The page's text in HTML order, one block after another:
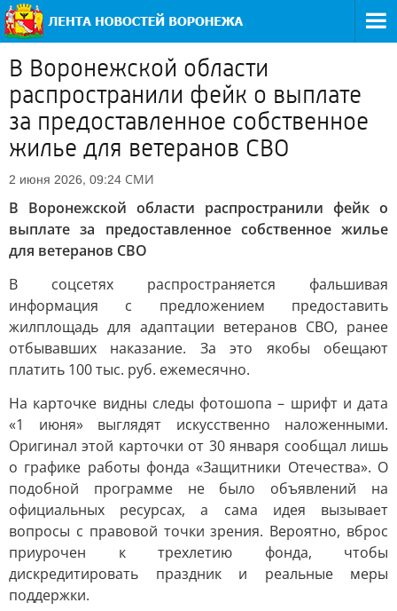
В Воронежской области
распространили фейк о выплате
за предоставленное собственное
жилье для ветеранов СВО
2 июня 2026, 09:24 СМИ
В Воронежской области распространили фейк о
выплате за предоставленное собственное жилье
для ветеранов СВО
В соцсетях распространяется фальшивая
информация с предложением предоставить
жилплощадь для адаптации ветеранов СВО, ранее
отбывавших наказание. За это якобы обещают
платить 100 тыс. руб. ежемесячно.
На карточке видны следы фотошопа – шрифт и дата
«1 июня» выглядят искусственно наложенными.
Оригинал этой карточки от 30 января сообщал лишь
о графике работы фонда «Защитники Отечества». О
подобной программе не было объявлений на
официальных ресурсах, а сама идея вызывает
вопросы с правовой точки зрения. Вероятно, вброс
приурочен к трехлетию фонда, чтобы
дискредитировать праздник и реальные меры
поддержки.